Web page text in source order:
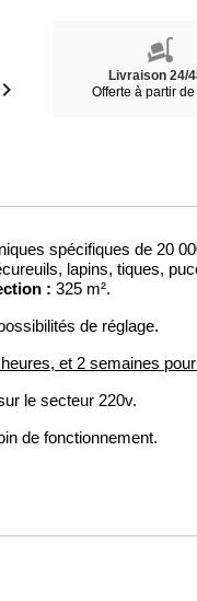

Livraison 24/
Offerte à partir
spécifiques de 20
lapins, tiques,
: 325 m².
de réglage.
et 2 semaines
le secteur 220v.
de fonctionnement.